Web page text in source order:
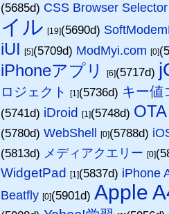
(5685d) CSS Browser Selector
イル [19](5690d)
iUI [5](5709d) ModMyi.com [0]
iPhoneアプリ [6](5717d)
ロジェクト [1](5736d) キー値
(5741d) iDroid [1](5748d) OTA
(5780d)WebShell [0](5788d)
(5813d) メディアクエリー [0]
WidgetPad [1](5837d) iPhone
Beatfly [0](5901d)Apple